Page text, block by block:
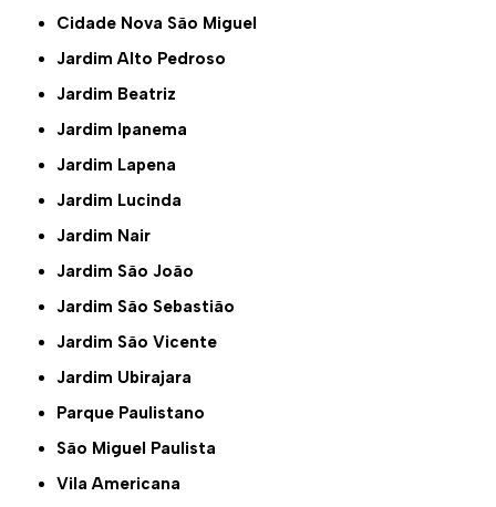
Cidade Nova São Miguel
Jardim Alto Pedroso
Jardim Beatriz
Jardim Ipanema
Jardim Lapena
Jardim Lucinda
Jardim Nair
Jardim São João
Jardim São Sebastião
Jardim São Vicente
Jardim Ubirajara
Parque Paulistano
São Miguel Paulista
Vila Americana